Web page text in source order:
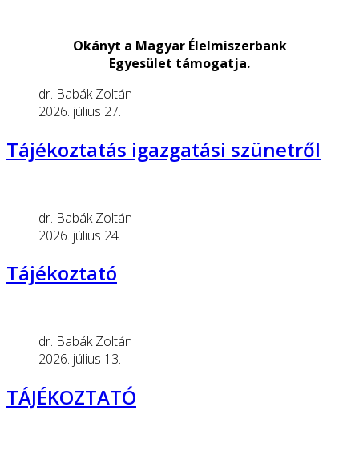
Okányt a Magyar Élelmiszerbank
Egyesület támogatja.
dr. Babák Zoltán
2026. július 27.
Tájékoztatás igazgatási szünetről
dr. Babák Zoltán
2026. július 24.
Tájékoztató
dr. Babák Zoltán
2026. július 13.
TÁJÉKOZTATÓ